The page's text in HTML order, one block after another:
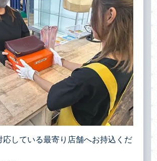
応している最寄り店舗へお持込くだ